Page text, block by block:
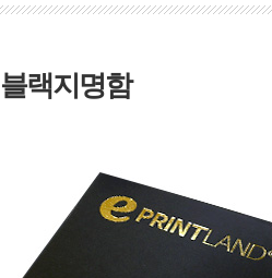
블랙지명함